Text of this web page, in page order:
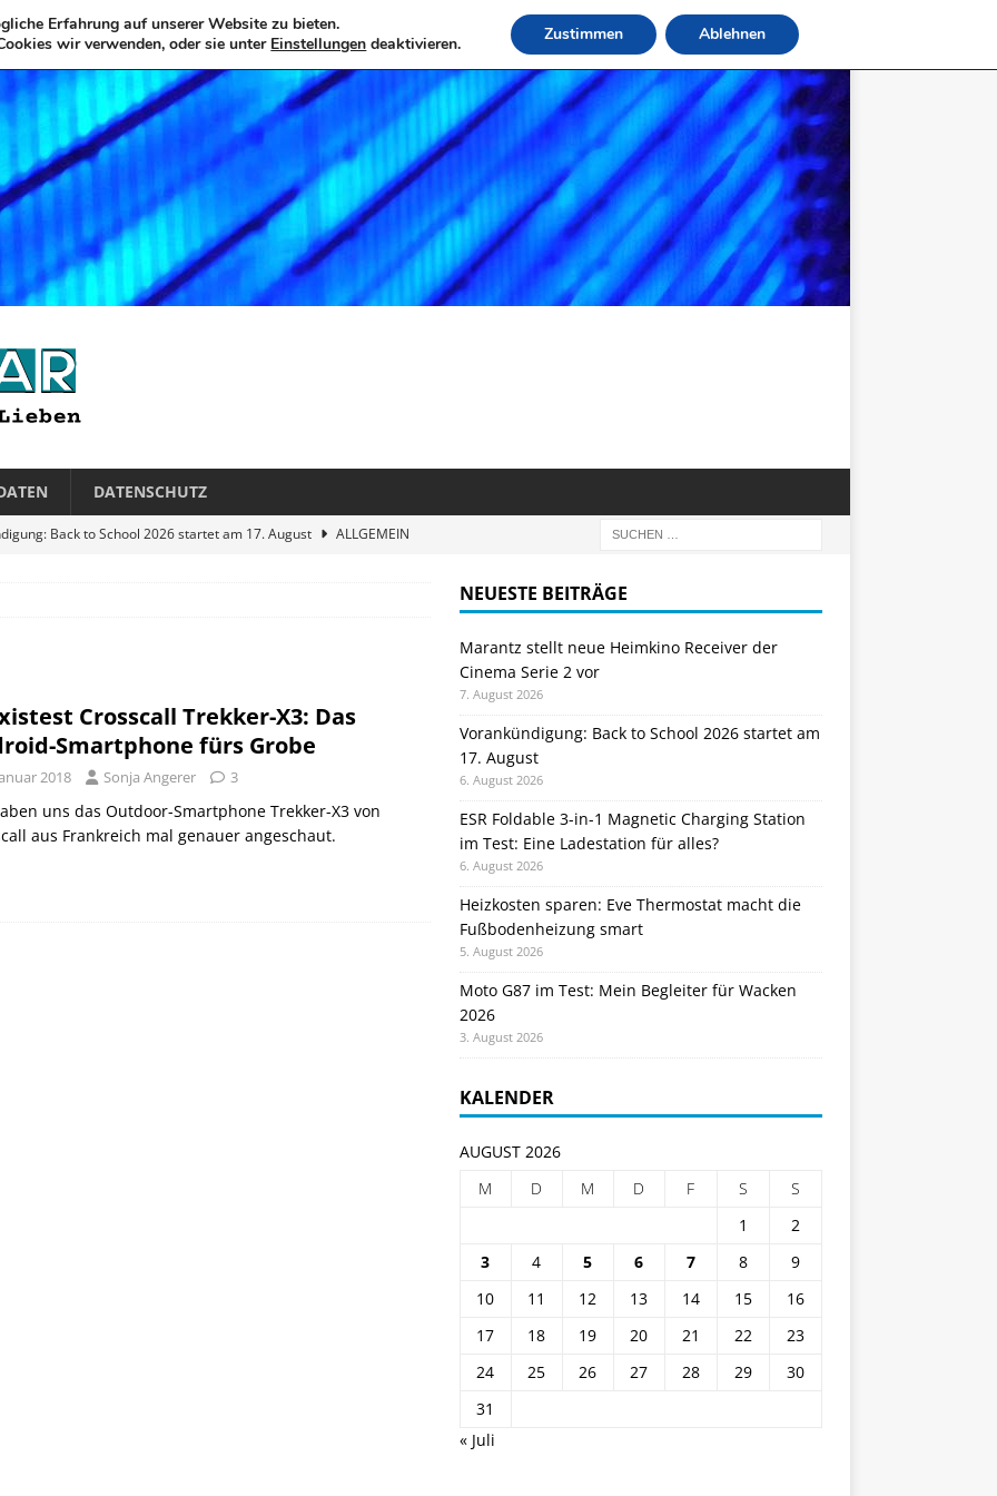
DATENSCHUTZ
Back to School 2026 startet am 17. August
ALLGEMEIN
sparen: Eve Thermostat macht die Fußbodenheizung smart
im Test: Mein Begleiter für Wacken 2026
TELEFON
neue Heimkino Receiver der Cinema Serie 2 vor
Crosscall Trekker-X3: Das
Smartphone fürs Grobe
2018 Sonja Angerer 3
uns das Outdoor-Smartphone Trekker-X3 von
aus Frankreich mal genauer angeschaut.
NEUESTE BEITRÄGE
Marantz stellt neue Heimkino Receiver der
Cinema Serie 2 vor
7. August 2026
Vorankündigung: Back to School 2026 startet am
17. August
6. August 2026
ESR Foldable 3-in-1 Magnetic Charging Station
im Test: Eine Ladestation für alles?
6. August 2026
Heizkosten sparen: Eve Thermostat macht die
Fußbodenheizung smart
5. August 2026
Moto G87 im Test: Mein Begleiter für Wacken
2026
3. August 2026
KALENDER
AUGUST 2026
M
D M D F S
S
1
2
3
4 5 6 7 8
9
10
11 12 13 14 15
16
17
18 19 20 21 22
23
24
25 26 27 28 29
30
31
« Juli
Erfahrung auf unserer Website zu bieten.
wir verwenden, oder sie unter Einstellungen deaktivieren. Zustimmen Ablehnen